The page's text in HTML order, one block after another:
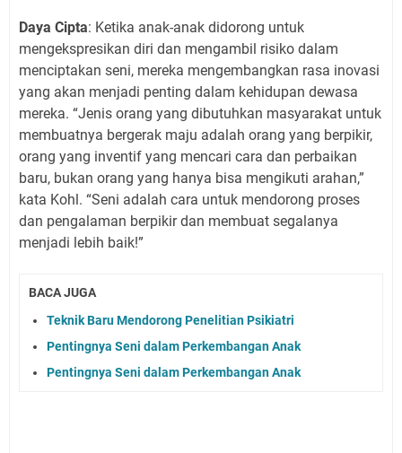
Daya Cipta: Ketika anak-anak didorong untuk
mengekspresikan diri dan mengambil risiko dalam
menciptakan seni, mereka mengembangkan rasa inovasi
yang akan menjadi penting dalam kehidupan dewasa
mereka. “Jenis orang yang dibutuhkan masyarakat untuk
membuatnya bergerak maju adalah orang yang berpikir,
orang yang inventif yang mencari cara dan perbaikan
baru, bukan orang yang hanya bisa mengikuti arahan,”
kata Kohl. “Seni adalah cara untuk mendorong proses
dan pengalaman berpikir dan membuat segalanya
menjadi lebih baik!”
BACA JUGA
Teknik Baru Mendorong Penelitian Psikiatri
Pentingnya Seni dalam Perkembangan Anak
Pentingnya Seni dalam Perkembangan Anak